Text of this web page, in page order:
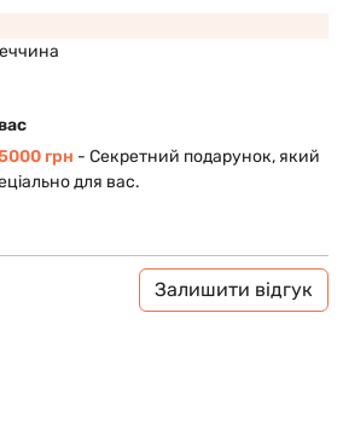
грн - Cекретний подарунок, який
для вас.
Залишити відгук